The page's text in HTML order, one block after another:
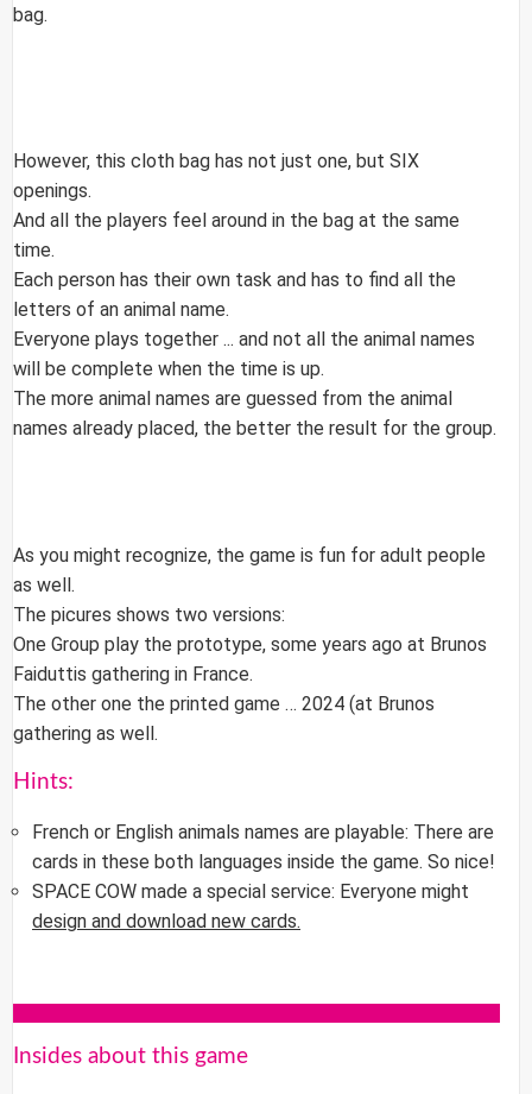
bag.
However, this cloth bag has not just one, but SIX
openings.
And all the players feel around in the bag at the same
time.
Each person has their own task and has to find all the
letters of an animal name.
Everyone plays together ... and not all the animal names
will be complete when the time is up.
The more animal names are guessed from the animal
names already placed, the better the result for the group.
As you might recognize, the game is fun for adult people
as well.
The picures shows two versions:
One Group play the prototype, some years ago at Brunos
Faiduttis gathering in France.
The other one the printed game … 2024 (at Brunos
gathering as well.
Hints:
French or English animals names are playable: There are
cards in these both languages inside the game. So nice!
SPACE COW made a special service: Everyone might
design and download new cards.
Insides about this game